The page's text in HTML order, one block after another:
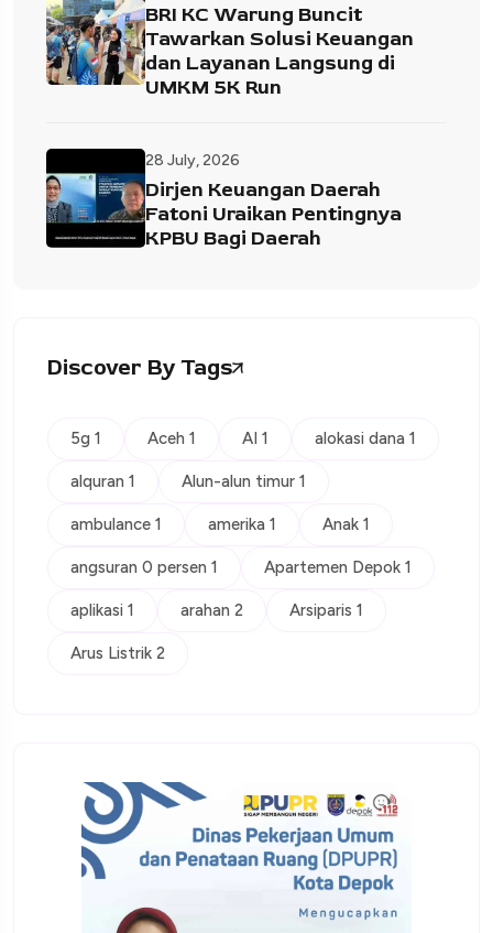
BRI KC Warung Buncit
Tawarkan Solusi Keuangan
dan Layanan Langsung di
UMKM 5K Run
28 July, 2026
Dirjen Keuangan Daerah
Fatoni Uraikan Pentingnya
KPBU Bagi Daerah
Discover By Tags
5g 1 Aceh 1 AI 1 alokasi dana 1
alquran 1 Alun-alun timur 1
ambulance 1 amerika 1 Anak 1
angsuran 0 persen 1 Apartemen Depok 1
aplikasi 1 arahan 2 Arsiparis 1
Arus Listrik 2